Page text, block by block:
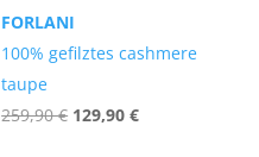
FORLANI
100% gefilztes cashmere
taupe
259,90€ Ursprünglicher
129,90€Aktueller